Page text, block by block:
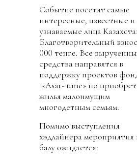
Событие посетят самые
интересные, известные и
узнаваемые лица
Благотворительный
000 тенге. Все
средства направятся в
поддержку проектов
«Asar- ume» по
жилья малоимущим
многодетным семьям.
Помимо выступления
хэдлайнера мероприятия
балу ожидается: